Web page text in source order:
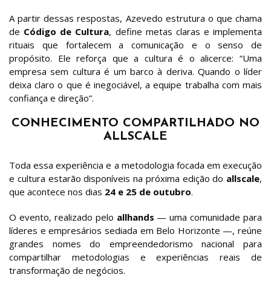
A partir dessas respostas, Azevedo estrutura o que chama
de Código de Cultura, define metas claras e implementa
rituais que fortalecem a comunicação e o senso de
propósito. Ele reforça que a cultura é o alicerce: “Uma
empresa sem cultura é um barco à deriva. Quando o líder
deixa claro o que é inegociável, a equipe trabalha com mais
confiança e direção”.
CONHECIMENTO COMPARTILHADO NO
ALLSCALE
Toda essa experiência e a metodologia focada em execução
e cultura estarão disponíveis na próxima edição do allscale,
que acontece nos dias 24 e 25 de outubro.
O evento, realizado pelo allhands — uma comunidade para
líderes e empresários sediada em Belo Horizonte —, reúne
grandes nomes do empreendedorismo nacional para
compartilhar metodologias e experiências reais de
transformação de negócios.